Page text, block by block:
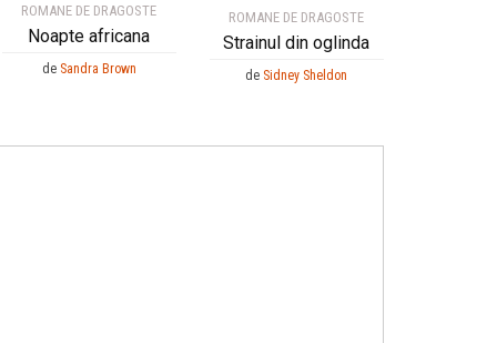
ROMANE DE DRAGOSTE
Noapte africana
de Sandra Brown
ROMANE DE DRAGOSTE
Strainul din oglinda
de Sidney Sheldon